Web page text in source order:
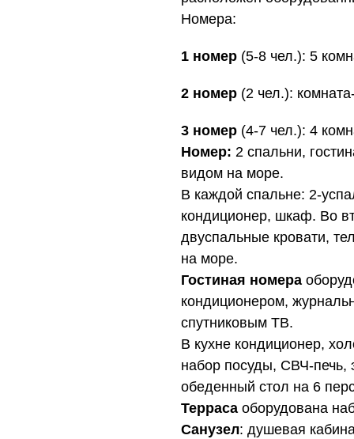
Номера:
1 номер (5-8 чел.): 5
2 номер (2 чел.):
3 номер (4-7 чел.): 4
Номер: 2 спальни,
видом на море.
В каждой спальне: 2-
кондиционер, шкаф. Во
двуспальные кровати,
на море.
Гостиная номера
кондиционером,
спутниковым ТВ.
В кухне кондиционер,
набор посуды, СВЧ-печь,
обеденный стол на 6
Терраса оборудована
Санузел: душевая